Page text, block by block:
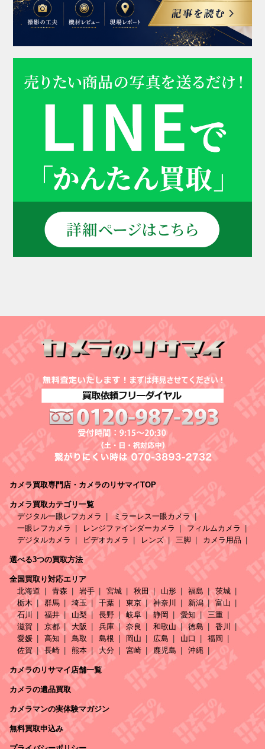
カメラ買取専門店・カメラのリサマイTOP
カメラ買取カテゴリ一覧
デジタル一眼レフカメラ
ミラーレス一眼カメラ
一眼レフカメラ
レンジファインダーカメラ
フィルムカメラ
デジタルカメラ
ビデオカメラ レンズ 三脚 カメラ用品
選べる3つの買取方法
全国買取り対応エリア
北海道
青森 岩手 宮城 秋田 山形 福島
茨城
栃木
群馬 埼玉 千葉 東京 神奈川 新潟
富山
石川
福井 山梨 長野 岐阜 静岡 愛知
三重
滋賀
京都 大阪 兵庫 奈良 和歌山 徳島
香川
愛媛
高知 鳥取 島根 岡山 広島 山口
福岡
佐賀
長崎 熊本 大分 宮崎 鹿児島 沖縄
カメラのリサマイ店舗一覧
カメラの遺品買取
カメラマンの実体験マガジン
無料買取申込み